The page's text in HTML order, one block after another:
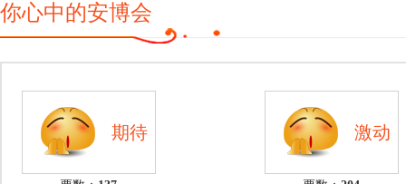
你心中的安博会
期待 激动